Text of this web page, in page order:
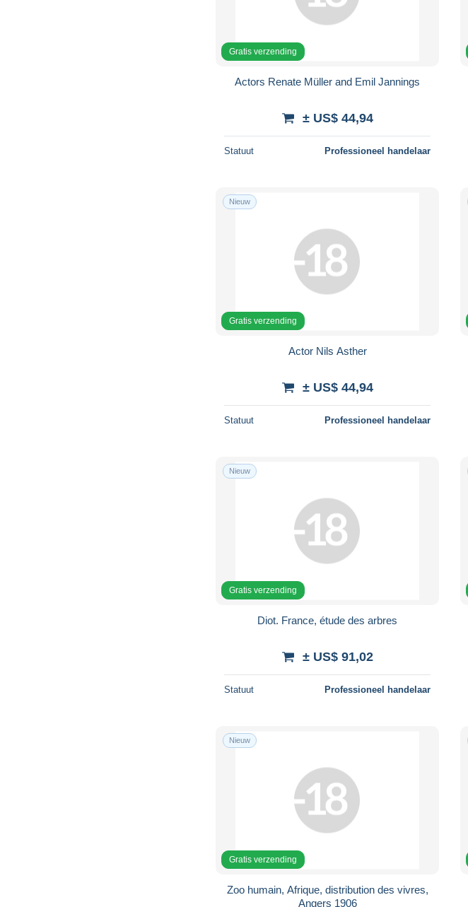
Gratis verzending
Actors Renate Müller and Emil Jannings
± US$ 44,94
Statuut Professioneel handelaar
Nieuw
Gratis verzending
Actor Nils Asther
± US$ 44,94
Statuut Professioneel handelaar
Nieuw
Gratis verzending
Diot. France, étude des arbres
± US$ 91,02
Statuut Professioneel handelaar
Nieuw
Gratis verzending
Zoo humain, Afrique, distribution des vivres,
Angers 1906